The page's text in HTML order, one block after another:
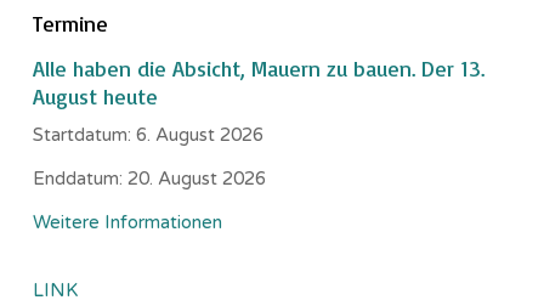
Termine
Alle haben die Absicht, Mauern zu bauen. Der 13.
August heute
Startdatum: 6. August 2026
Enddatum: 20. August 2026
Weitere Informationen
LINK